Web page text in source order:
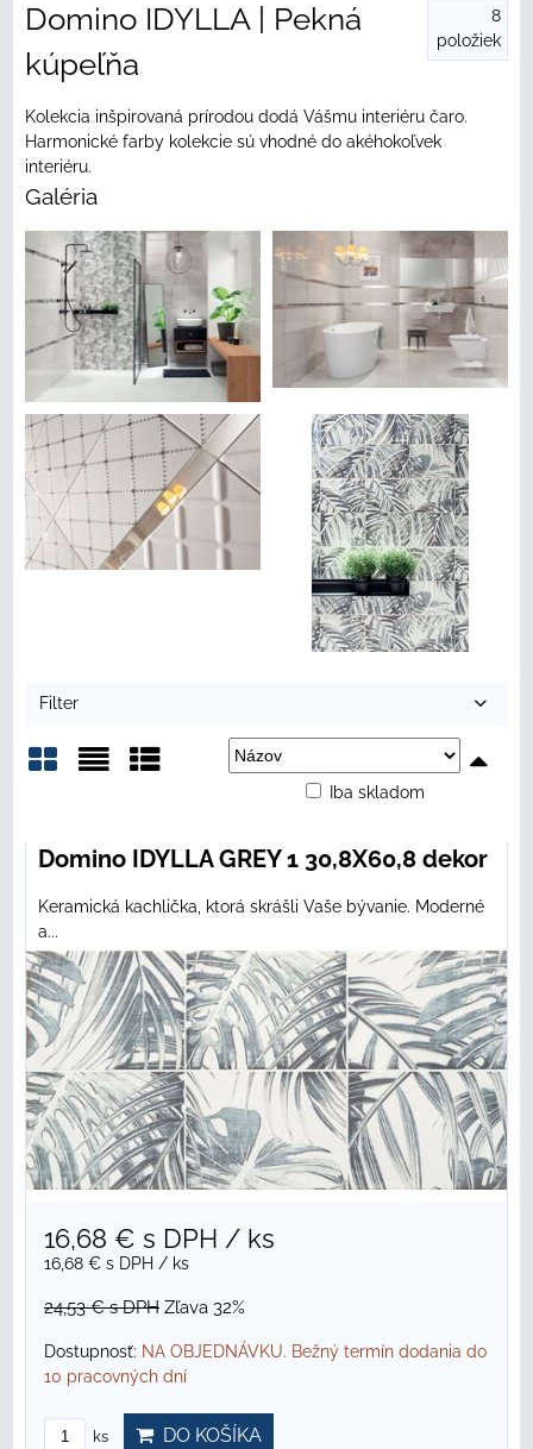
Domino IDYLLA | Pekná
kúpeľňa
8
položiek
Kolekcia inšpirovaná prírodou dodá Vášmu interiéru čaro.
Harmonické farby kolekcie sú vhodné do akéhokoľvek
interiéru.
Galéria
Filter
Iba skladom
Domino IDYLLA GREY 1 30,8X60,8 dekor
Keramická kachlička, ktorá skrášli Vaše bývanie. Moderné
a...
16,68 € s DPH / ks
16,68 € s DPH / ks
24,53 €s DPH Zľava 32%
Dostupnosť: NA OBJEDNÁVKU. Bežný termín dodania do
10 pracovných dní
ks DO KOŠÍKA